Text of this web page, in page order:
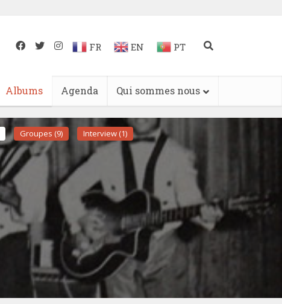
FR EN PT
Albums Agenda Qui sommes nous
Groupes (9) Interview (1)